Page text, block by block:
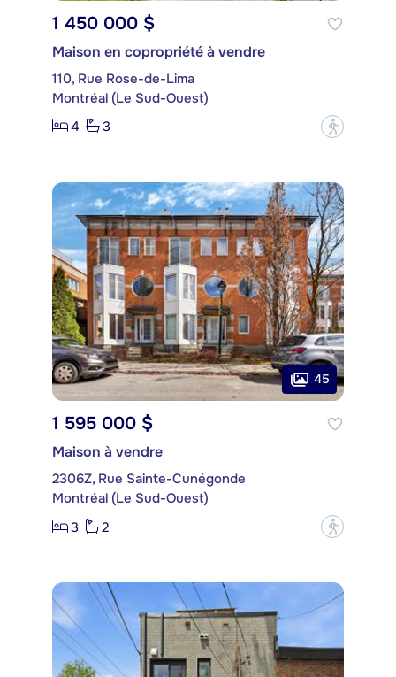
1 450 000 $
Maison en copropriété à vendre
110, Rue Rose-de-Lima
Montréal (Le Sud-Ouest)
4
3 ?
45
1 595 000 $
Maison à vendre
2306Z, Rue Sainte-Cunégonde
Montréal (Le Sud-Ouest)
3
2 ?